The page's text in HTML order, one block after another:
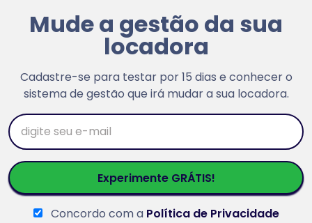
Mude a gestão da sua
locadora
Cadastre-se para testar por 15 dias e conhecer o
sistema de gestão que irá mudar a sua locadora.
E-mail
Concordo com a Política de Privacidade
Experimente GRÁTIS!